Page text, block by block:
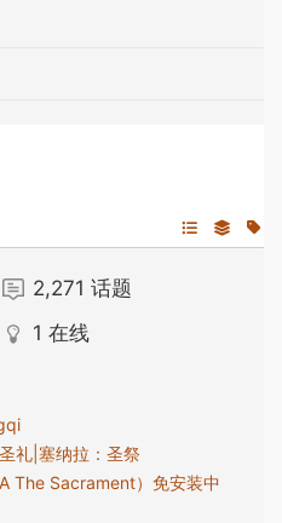
2,271 话题
1 在线
礼|塞纳拉：圣祭
The Sacrament）免安装中